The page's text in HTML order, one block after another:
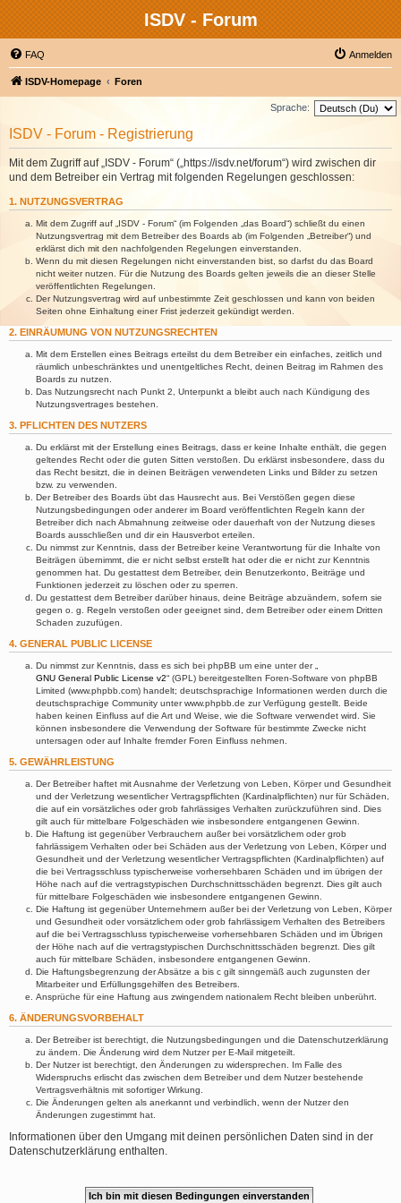
ISDV - Forum
FAQ Anmelden
ISDV-Homepage Foren
Sprache:
ISDV - Forum - Registrierung
Mit dem Zugriff auf „ISDV - Forum“ („https://isdv.net/forum“) wird zwischen dir
und dem Betreiber ein Vertrag mit folgenden Regelungen geschlossen:
1. NUTZUNGSVERTRAG
Mit dem Zugriff auf „ISDV - Forum“ (im Folgenden „das Board“) schließt du einen
Nutzungsvertrag mit dem Betreiber des Boards ab (im Folgenden „Betreiber“) und
erklärst dich mit den nachfolgenden Regelungen einverstanden.
Wenn du mit diesen Regelungen nicht einverstanden bist, so darfst du das Board
nicht weiter nutzen. Für die Nutzung des Boards gelten jeweils die an dieser Stelle
veröffentlichten Regelungen.
Der Nutzungsvertrag wird auf unbestimmte Zeit geschlossen und kann von beiden
Seiten ohne Einhaltung einer Frist jederzeit gekündigt werden.
2. EINRÄUMUNG VON NUTZUNGSRECHTEN
Mit dem Erstellen eines Beitrags erteilst du dem Betreiber ein einfaches, zeitlich und
räumlich unbeschränktes und unentgeltliches Recht, deinen Beitrag im Rahmen des
Boards zu nutzen.
Das Nutzungsrecht nach Punkt 2, Unterpunkt a bleibt auch nach Kündigung des
Nutzungsvertrages bestehen.
3. PFLICHTEN DES NUTZERS
Du erklärst mit der Erstellung eines Beitrags, dass er keine Inhalte enthält, die gegen
geltendes Recht oder die guten Sitten verstoßen. Du erklärst insbesondere, dass du
das Recht besitzt, die in deinen Beiträgen verwendeten Links und Bilder zu setzen
bzw. zu verwenden.
Der Betreiber des Boards übt das Hausrecht aus. Bei Verstößen gegen diese
Nutzungsbedingungen oder anderer im Board veröffentlichten Regeln kann der
Betreiber dich nach Abmahnung zeitweise oder dauerhaft von der Nutzung dieses
Boards ausschließen und dir ein Hausverbot erteilen.
Du nimmst zur Kenntnis, dass der Betreiber keine Verantwortung für die Inhalte von
Beiträgen übernimmt, die er nicht selbst erstellt hat oder die er nicht zur Kenntnis
genommen hat. Du gestattest dem Betreiber, dein Benutzerkonto, Beiträge und
Funktionen jederzeit zu löschen oder zu sperren.
Du gestattest dem Betreiber darüber hinaus, deine Beiträge abzuändern, sofern sie
gegen o. g. Regeln verstoßen oder geeignet sind, dem Betreiber oder einem Dritten
Schaden zuzufügen.
4. GENERAL PUBLIC LICENSE
Du nimmst zur Kenntnis, dass es sich bei phpBB um eine unter der „
GNU General Public License v2“ (GPL) bereitgestellten Foren-Software von phpBB
Limited (www.phpbb.com) handelt; deutschsprachige Informationen werden durch die
deutschsprachige Community unter www.phpbb.de zur Verfügung gestellt. Beide
haben keinen Einfluss auf die Art und Weise, wie die Software verwendet wird. Sie
können insbesondere die Verwendung der Software für bestimmte Zwecke nicht
untersagen oder auf Inhalte fremder Foren Einfluss nehmen.
5. GEWÄHRLEISTUNG
Der Betreiber haftet mit Ausnahme der Verletzung von Leben, Körper und Gesundheit
und der Verletzung wesentlicher Vertragspflichten (Kardinalpflichten) nur für Schäden,
die auf ein vorsätzliches oder grob fahrlässiges Verhalten zurückzuführen sind. Dies
gilt auch für mittelbare Folgeschäden wie insbesondere entgangenen Gewinn.
Die Haftung ist gegenüber Verbrauchern außer bei vorsätzlichem oder grob
fahrlässigem Verhalten oder bei Schäden aus der Verletzung von Leben, Körper und
Gesundheit und der Verletzung wesentlicher Vertragspflichten (Kardinalpflichten) auf
die bei Vertragsschluss typischerweise vorhersehbaren Schäden und im übrigen der
Höhe nach auf die vertragstypischen Durchschnittsschäden begrenzt. Dies gilt auch
für mittelbare Folgeschäden wie insbesondere entgangenen Gewinn.
Die Haftung ist gegenüber Unternehmern außer bei der Verletzung von Leben, Körper
und Gesundheit oder vorsätzlichem oder grob fahrlässigem Verhalten des Betreibers
auf die bei Vertragsschluss typischerweise vorhersehbaren Schäden und im Übrigen
der Höhe nach auf die vertragstypischen Durchschnittsschäden begrenzt. Dies gilt
auch für mittelbare Schäden, insbesondere entgangenen Gewinn.
Die Haftungsbegrenzung der Absätze a bis c gilt sinngemäß auch zugunsten der
Mitarbeiter und Erfüllungsgehilfen des Betreibers.
Ansprüche für eine Haftung aus zwingendem nationalem Recht bleiben unberührt.
6. ÄNDERUNGSVORBEHALT
Der Betreiber ist berechtigt, die Nutzungsbedingungen und die Datenschutzerklärung
zu ändern. Die Änderung wird dem Nutzer per E-Mail mitgeteilt.
Der Nutzer ist berechtigt, den Änderungen zu widersprechen. Im Falle des
Widerspruchs erlischt das zwischen dem Betreiber und dem Nutzer bestehende
Vertragsverhältnis mit sofortiger Wirkung.
Die Änderungen gelten als anerkannt und verbindlich, wenn der Nutzer den
Änderungen zugestimmt hat.
Informationen über den Umgang mit deinen persönlichen Daten sind in der
Datenschutzerklärung enthalten.